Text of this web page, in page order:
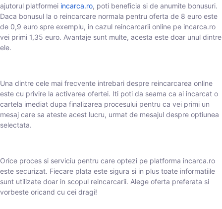
ajutorul platformei incarca.ro, poti beneficia si de anumite bonusuri.
Daca bonusul la o reincarcare normala pentru oferta de 8 euro este
de 0,9 euro spre exemplu, in cazul reincarcarii online pe incarca.ro
vei primi 1,35 euro. Avantaje sunt multe, acesta este doar unul dintre
ele.
Una dintre cele mai frecvente intrebari despre reincarcarea online
este cu privire la activarea ofertei. Iti poti da seama ca ai incarcat o
cartela imediat dupa finalizarea procesului pentru ca vei primi un
mesaj care sa ateste acest lucru, urmat de mesajul despre optiunea
selectata.
Orice proces si serviciu pentru care optezi pe platforma incarca.ro
este securizat. Fiecare plata este sigura si in plus toate informatiile
sunt utilizate doar in scopul reincarcarii. Alege oferta preferata si
vorbeste oricand cu cei dragi!